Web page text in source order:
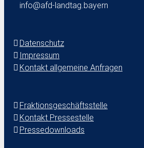
info@afd-landtag.bayern
Datenschutz
Impressum
Kontakt allgemeine Anfragen
Fraktionsgeschäftsstelle
Kontakt Pressestelle
Pressedownloads